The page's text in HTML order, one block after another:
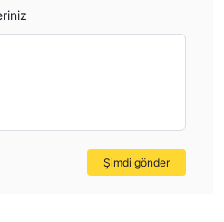
Şimdi gönder